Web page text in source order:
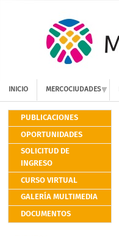
INICIO MERCOCIUDADES
PUBLICACIONES
OPORTUNIDADES
SOLICITUD DE
INGRESO
CURSO VIRTUAL
GALERÍA MULTIMEDIA
DOCUMENTOS